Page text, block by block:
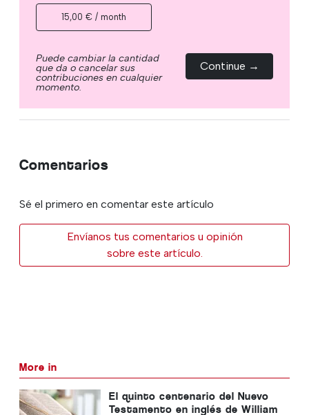
15,00 € / month
Puede cambiar la cantidad
que da o cancelar sus
contribuciones en cualquier
momento.
Continue →
Comentarios
Sé el primero en comentar este artículo
Envíanos tus comentarios u opinión
sobre este artículo.
More in
El quinto centenario del Nuevo
Testamento en inglés de William